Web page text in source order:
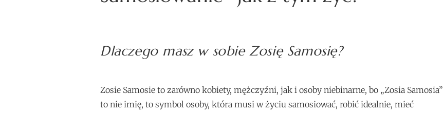
Dlaczego masz w sobie Zosię Samosię?
Zosie Samosie to zarówno kobiety, mężczyźni, jak i osoby niebinarne, bo „Zosia Samosia”
to nie imię, to symbol osoby, która musi w życiu samosiować, robić idealnie, mieć